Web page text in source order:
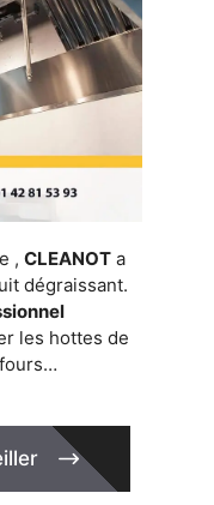
, CLEANOTa
dégraissant.
les hottes de